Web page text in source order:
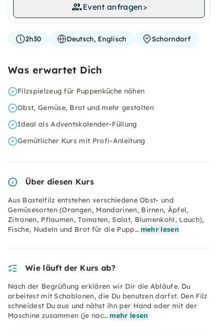
Event anfragen>
2h30 Deutsch, Englisch Schorndorf
Was erwartet Dich
Filzspielzeug für Puppenküche nähen
Obst, Gemüse, Brot und mehr gestalten
Ideal als Adventskalender-Füllung
Gemütlicher Kurs mit Profi-Anleitung
Über diesen Kurs
Aus Bastelfilz entstehen verschiedene Obst- und
Gemüsesorten (Orangen, Mandarinen, Birnen, Äpfel,
Zitronen, Pflaumen, Tomaten, Salat, Blumenkohl, Lauch),
Fische, Nudeln und Brot für die Pupp… mehr lesen
Wie läuft der Kurs ab?
Nach der Begrüßung erklären wir Dir die Abläufe. Du
arbeitest mit Schablonen, die Du benutzen darfst. Den Filz
schneidest Du aus und nähst ihn per Hand oder mit der
Maschine zusammen (je nac… mehr lesen